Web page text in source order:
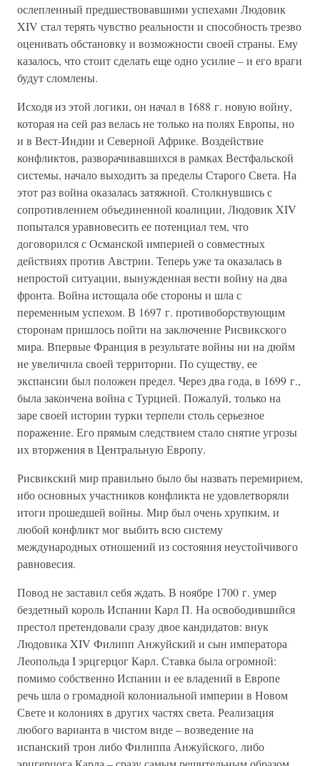
ослепленный предшествовавшими успехами Людовик
XIV стал терять чувство реальности и способность трезво
оценивать обстановку и возможности своей страны. Ему
казалось, что стоит сделать еще одно усилие – и его враги
будут сломлены.
Исходя из этой логики, он начал в 1688 г. новую войну,
которая на сей раз велась не только на полях Европы, но
и в Вест-Индии и Северной Африке. Воздействие
конфликтов, разворачивавшихся в рамках Вестфальской
системы, начало выходить за пределы Старого Света. На
этот раз война оказалась затяжной. Столкнувшись с
сопротивлением объединенной коалиции, Людовик XIV
попытался уравновесить ее потенциал тем, что
договорился с Османской империей о совместных
действиях против Австрии. Теперь уже та оказалась в
непростой ситуации, вынужденная вести войну на два
фронта. Война истощала обе стороны и шла с
переменным успехом. В 1697 г. противоборствующим
сторонам пришлось пойти на заключение Рисвикского
мира. Впервые Франция в результате войны ни на дюйм
не увеличила своей территории. По существу, ее
экспансии был положен предел. Через два года, в 1699 г.,
была закончена война с Турцией. Пожалуй, только на
заре своей истории турки терпели столь серьезное
поражение. Его прямым следствием стало снятие угрозы
их вторжения в Центральную Европу.
Рисвикский мир правильно было бы назвать перемирием,
ибо основных участников конфликта не удовлетворяли
итоги прошедшей войны. Мир был очень хрупким, и
любой конфликт мог выбить всю систему
международных отношений из состояния неустойчивого
равновесия.
Повод не заставил себя ждать. В ноябре 1700 г. умер
бездетный король Испании Карл П. На освободившийся
престол претендовали сразу двое кандидатов: внук
Людовика XIV Филипп Анжуйский и сын императора
Леопольда I эрцгерцог Карл. Ставка была огромной:
помимо собственно Испании и ее владений в Европе
речь шла о громадной колониальной империи в Новом
Свете и колониях в других частях света. Реализация
любого варианта в чистом виде – возведение на
испанский трон либо Филиппа Анжуйского, либо